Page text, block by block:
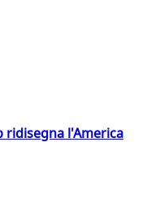
ridisegna l'America